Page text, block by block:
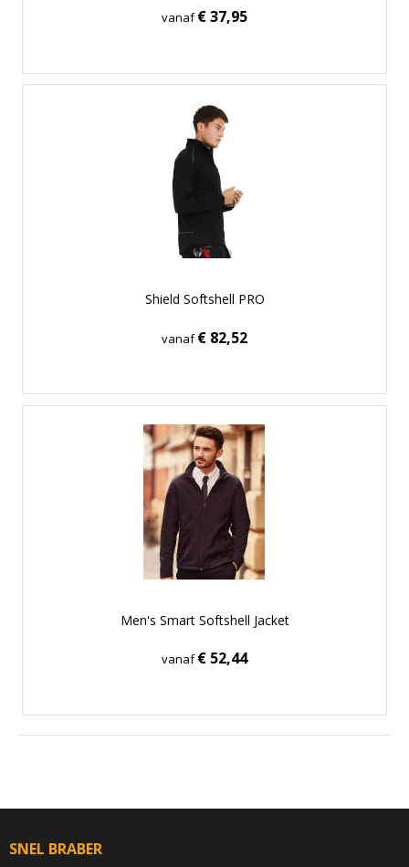
vanaf€ 37,95
Shield Softshell PRO
vanaf€ 82,52
Men's Smart Softshell Jacket
vanaf€ 52,44
SNEL BRABER